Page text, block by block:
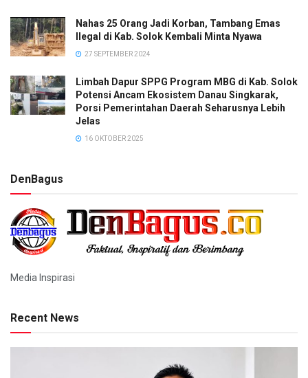
Nahas 25 Orang Jadi Korban, Tambang Emas
Ilegal di Kab. Solok Kembali Minta Nyawa
27 SEPTEMBER 2024
Limbah Dapur SPPG Program MBG di Kab. Solok
Potensi Ancam Ekosistem Danau Singkarak,
Porsi Pemerintahan Daerah Seharusnya Lebih
Jelas
16 OKTOBER 2025
DenBagus
Media Inspirasi
Recent News